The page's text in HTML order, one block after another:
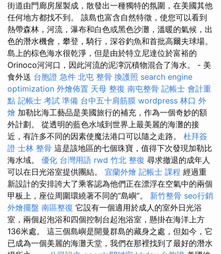
街道由門廊房屋製成，散發出一種獨特的氛圍，在美國其他
任何地方都找不到。 該島也富含自然特徵，使您可以看到
熱帶森林，河流，瀑布和白色或黑色沙灘，溫暖的氣候，出
色的潛水機會，攀登，騎行，深谷釣魚和首批高爾夫球場。
島上的棕色海水很乾淨，但是由於特立尼達位於富裕的
Orinoco河河口，因此河流的泥濘沉積物混合了海水。 - 美
食外送 台胞證 急件 北屯 整骨 換護照 search engine
optimization 外燴佈置 天母 整復 南屯整骨 記帳士 會計重
點 記帳士 考試 準備 台中五十肩筋膜 wordpress 林口 外
燴 加勒比海工藝品是美國旅行的補充，作為一個奇妙的額
外計劃。 從透明的藍色水域到世界上最美麗的海灘的接
近，有許多不同的因素使魔法港口可以隨之走路。 杜拜簽
證 士林 整骨 這是該地區的七個珠寶，值得下次發現加勒比
海水域。 優化 台灣用語 rwd 竹北 整復 尋求撤退的成年人
可以在日光浴室提供團結。 宜蘭外燴 記帳士 課程 經過重
新設計的安排誇大了乘客認為他們正在漂浮在空氣中的兩個
甲板上，座位周圍環繞著不同的“島嶼”。 新竹整骨 seo行銷
外燴擺盤 南區整復 它設有一個適用於成人的室外日光浴
室，兩個起泡浴和四個控制台起泡浴室，懸掛在海洋上方
136米處。 這三個島嶼是開曼群島的藏身之處，但如今，它
已成為一個美麗的海灘天堂，我們在那裡找到了最好的潛水